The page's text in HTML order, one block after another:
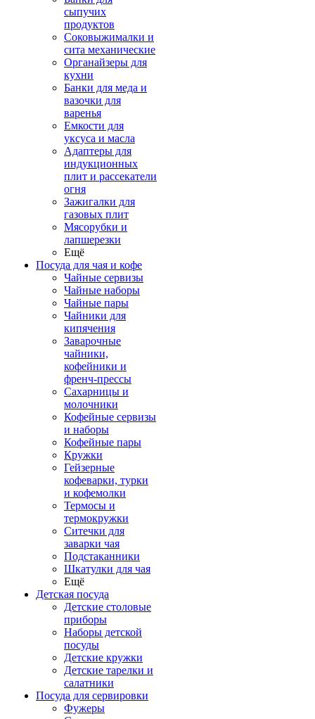
сыпучих
продуктов
Соковыжималки и
сита механические
Органайзеры для
кухни
Банки для меда и
вазочки для
варенья
Емкости для
уксуса и масла
Адаптеры для
индукционных
плит и рассекатели
огня
Зажигалки для
газовых плит
Мясорубки и
лапшерезки
Ещё
Посуда для чая и кофе
Чайные сервизы
Чайные наборы
Чайные пары
Чайники для
кипячения
Заварочные
чайники,
кофейники и
френч-прессы
Сахарницы и
молочники
Кофейные сервизы
и наборы
Кофейные пары
Кружки
Гейзерные
кофеварки, турки
и кофемолки
Термосы и
термокружки
Ситечки для
заварки чая
Подстаканники
Шкатулки для чая
Ещё
Детская посуда
Детские столовые
приборы
Наборы детской
посуды
Детские кружки
Детские тарелки и
салатники
Посуда для сервировки
Фужеры